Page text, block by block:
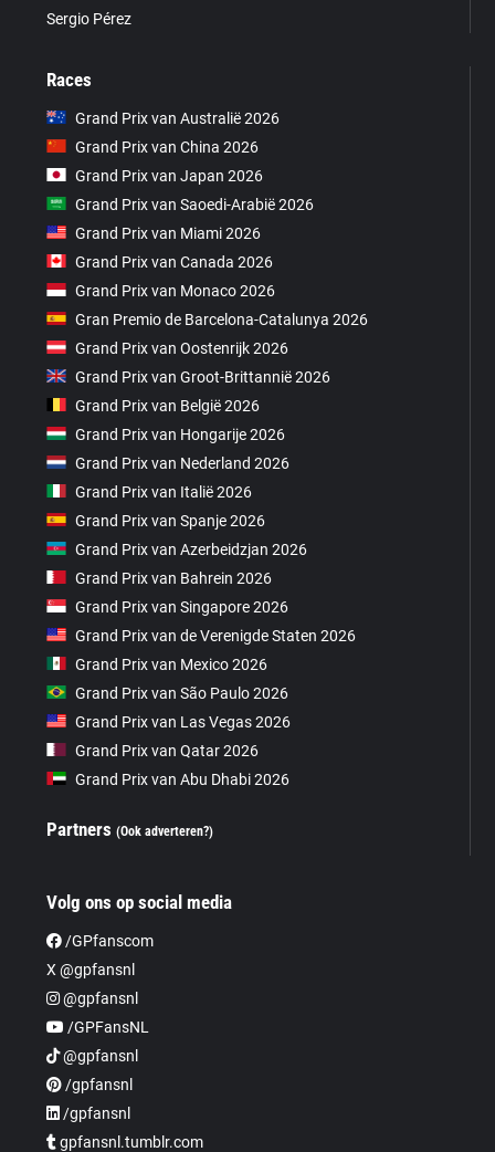
Sergio Pérez
Races
Grand Prix van Australië 2026
Grand Prix van China 2026
Grand Prix van Japan 2026
Grand Prix van Saoedi-Arabië 2026
Grand Prix van Miami 2026
Grand Prix van Canada 2026
Grand Prix van Monaco 2026
Gran Premio de Barcelona-Catalunya 2026
Grand Prix van Oostenrijk 2026
Grand Prix van Groot-Brittannië 2026
Grand Prix van België 2026
Grand Prix van Hongarije 2026
Grand Prix van Nederland 2026
Grand Prix van Italië 2026
Grand Prix van Spanje 2026
Grand Prix van Azerbeidzjan 2026
Grand Prix van Bahrein 2026
Grand Prix van Singapore 2026
Grand Prix van de Verenigde Staten 2026
Grand Prix van Mexico 2026
Grand Prix van São Paulo 2026
Grand Prix van Las Vegas 2026
Grand Prix van Qatar 2026
Grand Prix van Abu Dhabi 2026
Partners(Ook adverteren?)
Volg ons op social media
/GPfanscom
X @gpfansnl
@gpfansnl
/GPFansNL
@gpfansnl
/gpfansnl
/gpfansnl
gpfansnl.tumblr.com